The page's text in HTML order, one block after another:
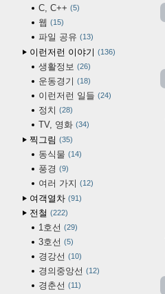
C, C++ 5
웹 15
파일 공유 13
이런저런 이야기 136
생활정보 26
운동경기 18
이런저런 일들 24
정치 28
TV, 영화 34
찍그림 35
동식물 14
풍경 9
여러 가지 12
여객열차 91
전철 222
1호선 29
3호선 5
경강선 10
경의중앙선 12
경춘선 11